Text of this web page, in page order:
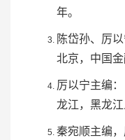
年。
陈岱孙、厉
北京， 中国
厉以宁主编
龙江，黑龙江
秦宛顺主编